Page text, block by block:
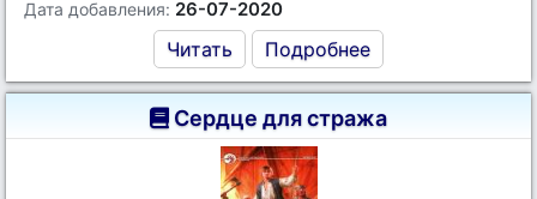
Дата добавления: 26-07-2020
Читать Подробнее
Сердце для стража